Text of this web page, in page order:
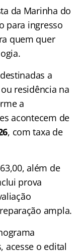
da Marinha do
para ingresso
quem quer
a
residência na
a
acontecem de
, com taxa de
além de
prova
ampla.
acesse o edital